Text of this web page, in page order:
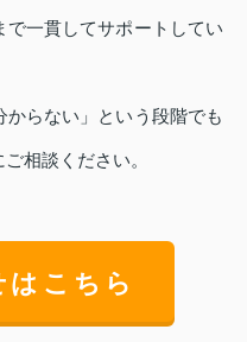
一貫してサポートしてい
からない」という段階でも
相談ください。
こちら